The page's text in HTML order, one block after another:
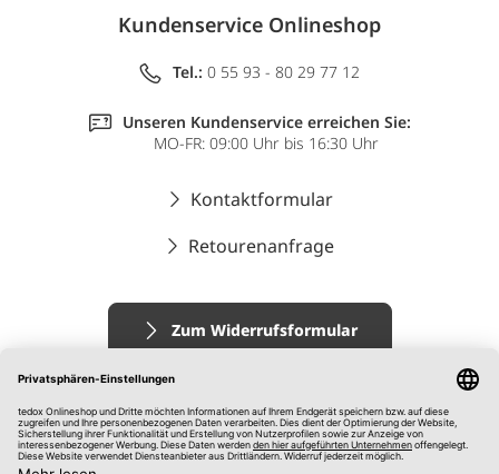
Kundenservice Onlineshop
Tel.: 0 55 93 - 80 29 77 12
Unseren Kundenservice erreichen Sie:
MO-FR: 09:00 Uhr bis 16:30 Uhr
Kontaktformular
Retourenanfrage
Zum Widerrufsformular
Impressum
AGB